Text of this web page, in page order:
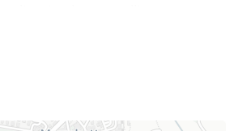
del Museo
con esperti del